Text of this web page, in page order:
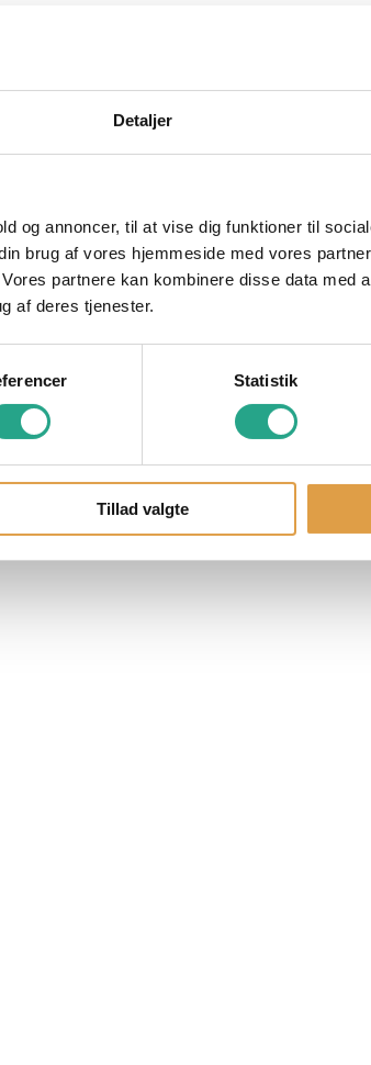
Detaljer
og annoncer, til at vise dig funktioner til
brug af vores hjemmeside med vores
partnere kan kombinere disse data med
af deres tjenester.
Statistik
Tillad valgte